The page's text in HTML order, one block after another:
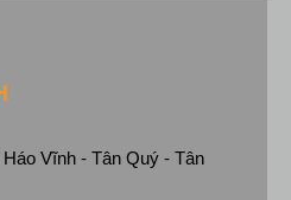
Vĩnh - Tân Quý - Tân